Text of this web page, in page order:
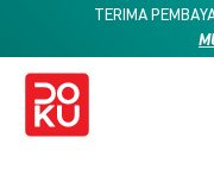
TERIMA